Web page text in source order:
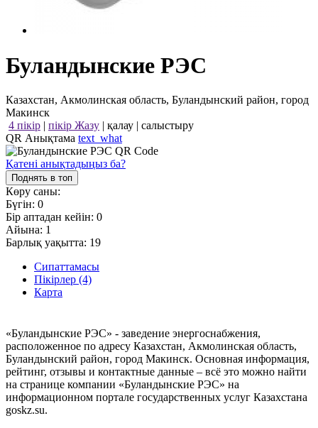
Буландынские РЭС
Казахстан, Акмолинская область, Буландынский район, город
Макинск
4 пікір | пікір Жазу | қалау | салыстыру
QR Анықтама text_what
Қатені анықтадыңыз ба?
Поднять в топ
Көру саны:
Бүгін: 0
Бір аптадан кейін: 0
Айына: 1
Барлық уақытта: 19
Сипаттамасы
Пікірлер (4)
Карта
«Буландынские РЭС» - заведение энергоснабжения,
расположенное по адресу Казахстан, Акмолинская область,
Буландынский район, город Макинск. Основная информация,
рейтинг, отзывы и контактные данные – всё это можно найти
на странице компании «Буландынские РЭС» на
информационном портале государственных услуг Казахстана
goskz.su.